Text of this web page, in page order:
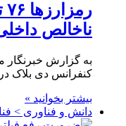
ناخالص
به گزارش خبرنگار
کنفرانس دی بلاک
بیشتر بخوانید »
دانش و فناوری >